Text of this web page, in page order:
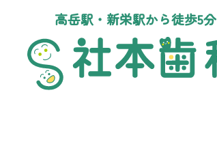
高岳駅・新栄駅から徒歩5分